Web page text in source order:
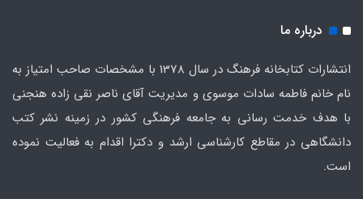
درباره ما
انتشارات کتابخانه فرهنگ در سال 1378 با مشخصات صاحب امتیاز به
نام خانم فاطمه سادات موسوی و مدیریت آقای ناصر نقی زاده هنجنی
با هدف خدمت رسانی به جامعه فرهنگی کشور در زمینه نشر کتب
دانشگاهی در مقاطع کارشناسی ارشد و دکترا اقدام به فعالیت نموده
است.